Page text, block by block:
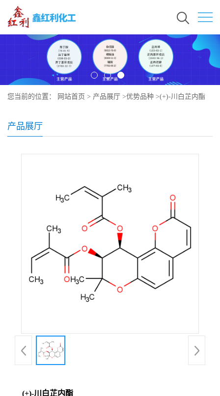
您当前的位置： 网站首页 > 产品展厅 >优势品种 >(+)-川白芷内酯
产品展厅
(+)-川白芷内酯